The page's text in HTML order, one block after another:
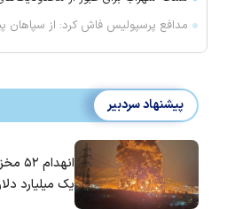
مدافع پرسپولیس فاش کرد: از سپاهان
پیشنهاد سردبیر
یک میلیارد